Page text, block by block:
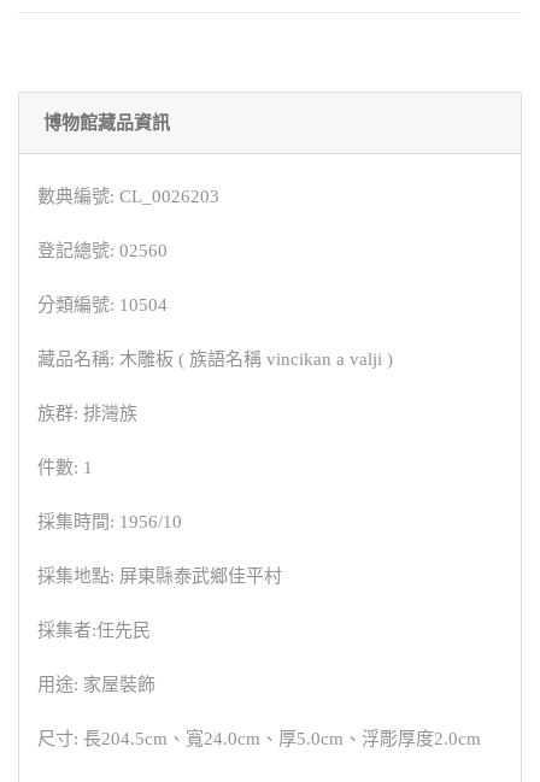
博物館藏品資訊
數典編號: CL_0026203
登記總號: 02560
分類編號: 10504
藏品名稱: 木雕板 ( 族語名稱 vincikan a valji )
族群: 排灣族
件數: 1
採集時間: 1956/10
採集地點: 屏東縣泰武鄉佳平村
採集者:任先民
用途: 家屋裝飾
尺寸: 長204.5cm、寬24.0cm、厚5.0cm、浮彫厚度2.0cm